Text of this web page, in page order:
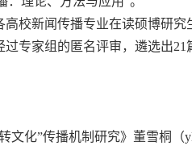
校新闻传播专业在读硕博研
专家组的匿名评审，遴选出
文化”传播机制研究》董雪桐（